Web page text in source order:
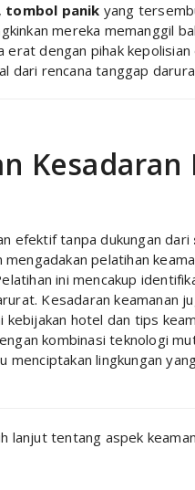
tombol panik yang
mereka memanggil
dengan pihak
dari rencana tanggap
Kesadaran
efektif tanpa dukungan dari
pelatihan
ini mencakup
Kesadaran keamanan
kebijakan hotel dan tips
kombinasi teknologi
lingkungan
lanjut tentang aspek